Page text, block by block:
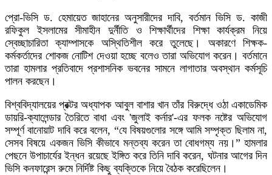
প্রো-ভিসি ড. হেমায়েত জাহানের অনুসারীদের দাবি, বর্তমান ভিসি ড. কাজী
রফিকুল ইসলামের সীমাহীন দুর্নীতি ও শিক্ষার্থীদের শিক্ষা কার্যক্রম নিয়ে
স্বেচ্ছাচারিতা ক্যাম্পাসকে অস্থিতিশীল করে তুলেছে। অকারণে শিক্ষক-
কর্মকর্তাদের শোকজ নোটিশ দেওয়া হচ্ছে বলেও তারা অভিযোগ করেন। বর্তমানে
তারা হামলার প্রতিবাদে প্রশাসনিক ভবনের সামনে লাগাতার অবস্থান কর্মসূচি
পালন করছেন।
বিশ্ববিদ্যালয়ের প্রক্টর অধ্যাপক আবুল বাশার খান তাঁর বিরুদ্ধে ওঠা একাডেমিক
ডায়রি-ক্যালেন্ডার তৈরিতে বাধা এবং 'জুলাই কর্নার'-এর ফলক নষ্টের অভিযোগ
সম্পূর্ণ বানোয়াট দাবি করে বলেন, “যে বিষয়গুলোর সঙ্গে আমি সম্পৃক্ত ছিলাম না,
সেসব বিষয়ে একজন ভিসি কীভাবে মন্তব্য করেন তা বোধগম্য নয়।” হামলার
পেছনে উপাচার্যের ইন্ধন রয়েছে ইঙ্গিত করে তিনি দাবি করেন, ঘটনার আগের দিন
ভিসি কনফারেন্স রুমে নির্দিষ্ট কিছু ব্যক্তিকে নিয়ে বৈঠক করেছিলেন।